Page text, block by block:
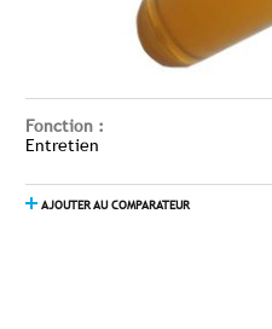
Fonction :
Entretien
AJOUTER AU COMPARATEUR